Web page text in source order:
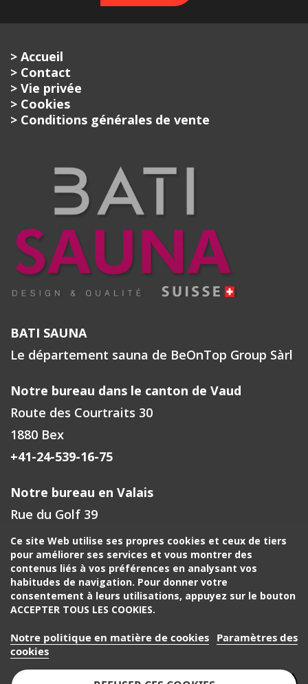
Ce site Web utilise ses propres cookies et ceux de tiers
pour améliorer ses services et vous montrer des
contenus liés à vos préférences en analysant vos
habitudes de navigation. Pour donner votre
consentement à leurs utilisations, appuyez sur le bouton
ACCEPTER TOUS LES COOKIES.
Notre politique en matière de cookies Paramètres des
cookies
> Accueil
> Contact
> Vie privée
> Cookies
> Conditions générales de vente
BATI SAUNA
Le département sauna de BeOnTop Group Sàrl
Notre bureau dans le canton de Vaud
Route des Courtraits 30
1880 Bex
+41-24-539-16-75
Notre bureau en Valais
Rue du Golf 39
1971 Grimisuat
+41-27-588-00-72
Votre contact à Fribourg, Neuchâtel
+41-24-539-16-75
Votre contact région de Genève, Jura, Berne
+41-22-518-30-30